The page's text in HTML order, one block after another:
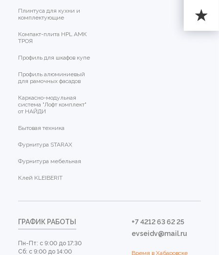
Плинтуса для кухни и
комплектующие
Компакт-плита HPL АМК
ТРОЯ
Профиль для шкафов купе
Профиль алюминиевый
для рамочных фасадов
Каркасно-модульная
система "Лофт комплект"
от НАЙДИ
Бытовая техника
Фурнитура STARAX
Фурнитура мебельная
Клей KLEIBERIT
ГРАФИК РАБОТЫ
Пн-Пт: с 9:00 до 17:30
Сб: с 9:00 до 14:00
+7 4212 63 62 25
evseidv@mail.ru
Время в Хабаровске